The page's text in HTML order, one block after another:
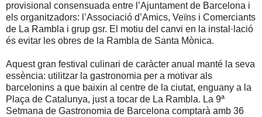
provisional consensuada entre l’Ajuntament de Barcelona i
els organitzadors: l’Associació d’Amics, Veïns i Comerciants
de La Rambla i grup gsr. El motiu del canvi en la instal·lació
és evitar les obres de la Rambla de Santa Mònica.
Aquest gran festival culinari de caràcter anual manté la seva
essència: utilitzar la gastronomia per a motivar als
barcelonins a que baixin al centre de la ciutat, enguany a la
Plaça de Catalunya, just a tocar de La Rambla. La 9ª
Setmana de Gastronomia de Barcelona comptarà amb 36